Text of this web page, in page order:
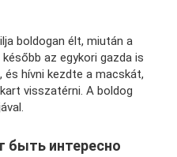
boldogan élt, miután a
az egykori gazda is
hívni kezdte a macskát,
visszatérni. A boldog
интересно